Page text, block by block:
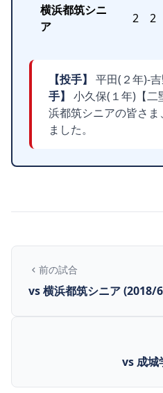
横浜都筑シニ
ア
2 2
【投手】 平田(２年)-
手】
小久保(１年)【
浜都筑シニアの皆さ
ました。
前の試合
vs 横浜都筑シニア (2018/
vs 成城